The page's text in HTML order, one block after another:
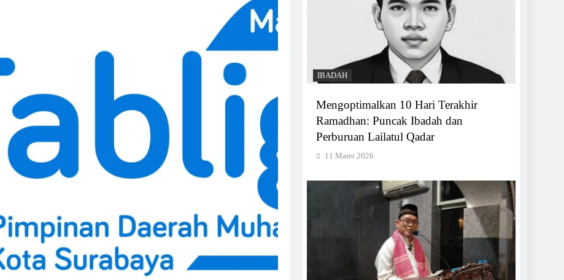
IBADAH
Mengoptimalkan 10 Hari Terakhir
Ramadhan: Puncak Ibadah dan
Perburuan Lailatul Qadar
11 Maret 2026